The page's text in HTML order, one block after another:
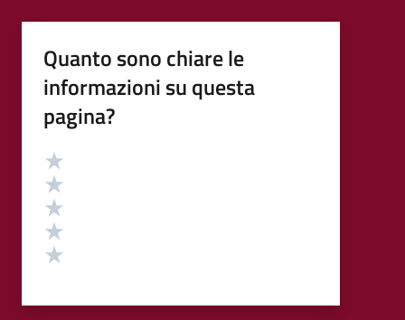
Quanto sono chiare le
informazioni su questa
pagina?
Valutazione